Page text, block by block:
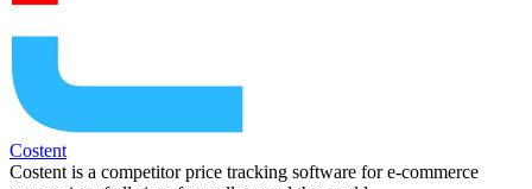
Costent
Costent is a competitor price tracking software for e-commerce